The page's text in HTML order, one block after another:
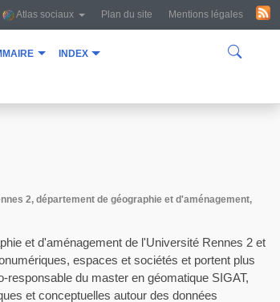
Atlas sociaux Plan du site Mentions légales
index
2, département de géographie et d'aménagement,
et d'aménagement de l'Université Rennes 2 et
espaces et sociétés et portent plus
du master en géomatique SIGAT,
et conceptuelles autour des données